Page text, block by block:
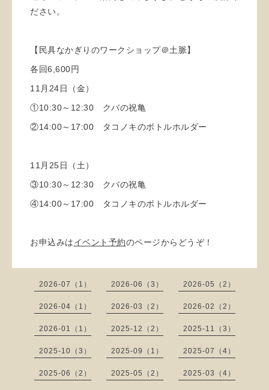
ださい。
【民具なかぎりのワークショップ＠土脈】
各回6,600円
11月24日（金）
①10:30～12:30 クバの祝亀
②14:00～17:00 タコノキのボトルホルダー
11月25日（土）
③10:30～12:30 クバの祝亀
④14:00～17:00 タコノキのボトルホルダー
お申込みはイベント予約のページからどうぞ！
2026-07（1） 2026-06（3） 2026-05（2）
2026-04（1） 2026-03（2） 2026-02（2）
2026-01（1） 2025-12（2） 2025-11（3）
2025-10（3） 2025-09（1） 2025-07（4）
2025-06（2） 2025-05（2） 2025-03（4）